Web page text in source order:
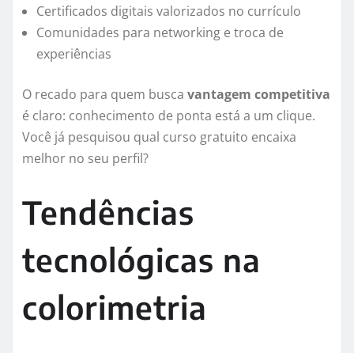
Certificados digitais valorizados no currículo
Comunidades para networking e troca de
experiências
O recado para quem busca vantagem competitiva
é claro: conhecimento de ponta está a um clique.
Você já pesquisou qual curso gratuito encaixa
melhor no seu perfil?
Tendências
tecnológicas na
colorimetria